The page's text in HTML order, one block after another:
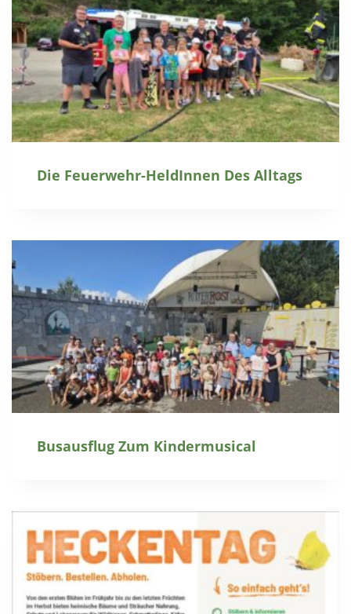
Die Feuerwehr-HeldInnen Des Alltags
Busausflug Zum Kindermusical